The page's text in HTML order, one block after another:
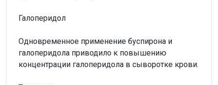
Галоперидол
Одновременное применение буспирона и
галоперидола приводило к повышению
концентрации галоперидола в сыворотке крови.